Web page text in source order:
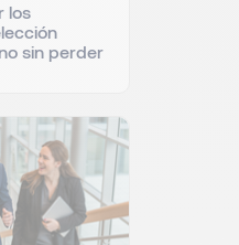
los
sin perder